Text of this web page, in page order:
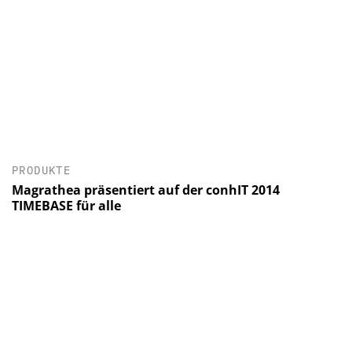
PRODUKTE
Magrathea präsentiert auf der conhIT 2014
TIMEBASE für alle